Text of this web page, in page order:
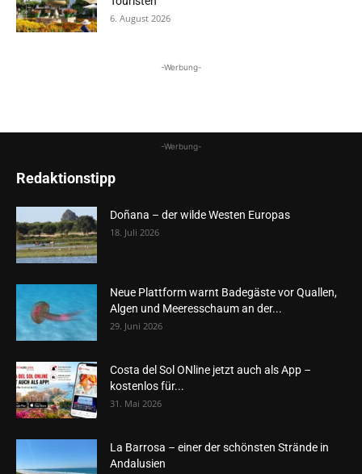
6. August 2026
-Werbung-
-Werbung-
Redaktionstipp
Doñana – der wilde Westen Europas
18. Juli 2026
Neue Plattform warnt Badegäste vor Quallen,
Algen und Meeresschaum an der...
29. Juni 2026
Costa del Sol ONline jetzt auch als App –
kostenlos für...
31. Mai 2026
La Barrosa – einer der schönsten Strände in
Andalusien